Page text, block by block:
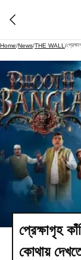
Home/News/THE WALL /
প্রেক্ষাগৃহ
কোথায়